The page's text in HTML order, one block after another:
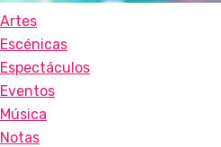
Artes
Escénicas
Espectáculos
Eventos
Música
Notas